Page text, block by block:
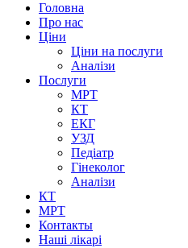
Головна
Про нас
Ціни
Ціни на послуги
Аналізи
Послуги
МРТ
КТ
ЕКГ
УЗД
Педіатр
Гінеколог
Аналізи
КТ
МРТ
Контакты
Наші лікарі